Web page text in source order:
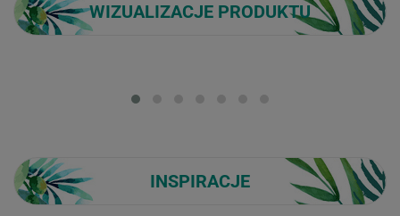
WIZUALIZACJE PRODUKTU
INSPIRACJE